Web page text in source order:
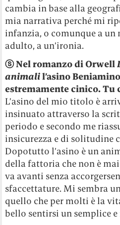
cambia in base alla
mia narrativa perché mi
infanzia, o comunque a
adulto, a un’ironia.
ⓢNel romanzo di Orwell
animalil’asino
estremamente cinico. Tu
L’asino del mio titolo è
insinuato attraverso la
periodo e secondo me
insicurezza e di solitudine
Dopotutto l’asino è un
della fattoria che non è
va avanti senza
sfaccettature. Mi sembra
quello che per molti è la
bello sentirsi un semplice